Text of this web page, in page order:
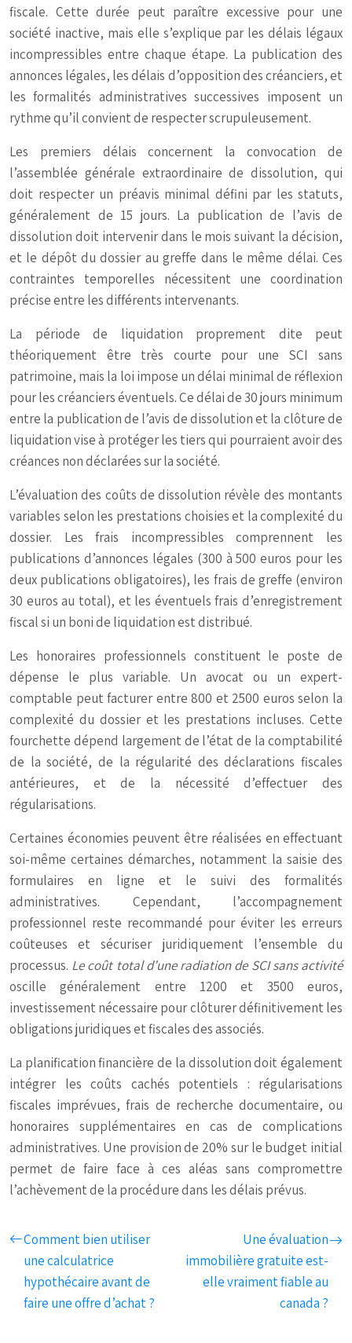
fiscale. Cette durée peut paraître excessive pour une
société inactive, mais elle s’explique par les délais légaux
incompressibles entre chaque étape. La publication des
annonces légales, les délais d’opposition des créanciers, et
les formalités administratives successives imposent un
rythme qu’il convient de respecter scrupuleusement.
Les premiers délais concernent la convocation de
l’assemblée générale extraordinaire de dissolution, qui
doit respecter un préavis minimal défini par les statuts,
généralement de 15 jours. La publication de l’avis de
dissolution doit intervenir dans le mois suivant la décision,
et le dépôt du dossier au greffe dans le même délai. Ces
contraintes temporelles nécessitent une coordination
précise entre les différents intervenants.
La période de liquidation proprement dite peut
théoriquement être très courte pour une SCI sans
patrimoine, mais la loi impose un délai minimal de réflexion
pour les créanciers éventuels. Ce délai de 30 jours minimum
entre la publication de l’avis de dissolution et la clôture de
liquidation vise à protéger les tiers qui pourraient avoir des
créances non déclarées sur la société.
L’évaluation des coûts de dissolution révèle des montants
variables selon les prestations choisies et la complexité du
dossier. Les frais incompressibles comprennent les
publications d’annonces légales (300 à 500 euros pour les
deux publications obligatoires), les frais de greffe (environ
30 euros au total), et les éventuels frais d’enregistrement
fiscal si un boni de liquidation est distribué.
Les honoraires professionnels constituent le poste de
dépense le plus variable. Un avocat ou un expert-
comptable peut facturer entre 800 et 2500 euros selon la
complexité du dossier et les prestations incluses. Cette
fourchette dépend largement de l’état de la comptabilité
de la société, de la régularité des déclarations fiscales
antérieures, et de la nécessité d’effectuer des
régularisations.
Certaines économies peuvent être réalisées en effectuant
soi-même certaines démarches, notamment la saisie des
formulaires en ligne et le suivi des formalités
administratives. Cependant, l’accompagnement
professionnel reste recommandé pour éviter les erreurs
coûteuses et sécuriser juridiquement l’ensemble du
processus. Le coût total d’une radiation de SCI sans activité
oscille généralement entre 1200 et 3500 euros,
investissement nécessaire pour clôturer définitivement les
obligations juridiques et fiscales des associés.
La planification financière de la dissolution doit également
intégrer les coûts cachés potentiels : régularisations
fiscales imprévues, frais de recherche documentaire, ou
honoraires supplémentaires en cas de complications
administratives. Une provision de 20% sur le budget initial
permet de faire face à ces aléas sans compromettre
l’achèvement de la procédure dans les délais prévus.
Comment bien utiliser
une calculatrice
hypothécaire avant de
faire une offre d’achat ?
Une évaluation
immobilière gratuite est-
elle vraiment fiable au
canada ?